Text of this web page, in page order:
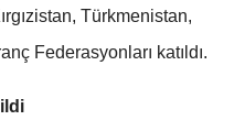
Türkmenistan,
Federasyonları katıldı.